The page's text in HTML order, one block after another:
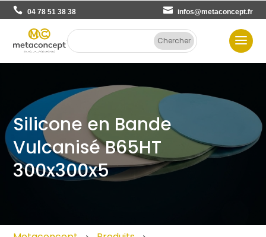
04 78 51 38 38 infos@metaconcept.fr
Silicone en Bande
Vulcanisé B65HT
300x300x5